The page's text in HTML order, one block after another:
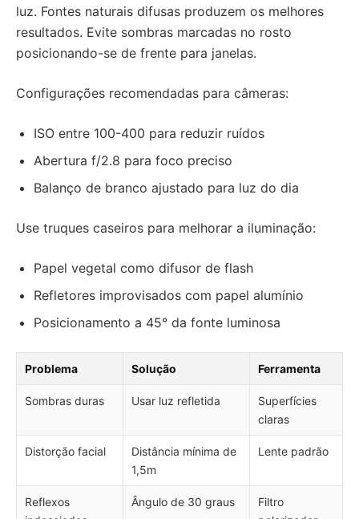
luz. Fontes naturais difusas produzem os melhores
resultados. Evite sombras marcadas no rosto
posicionando-se de frente para janelas.
Configurações recomendadas para câmeras:
ISO entre 100-400 para reduzir ruídos
Abertura f/2.8 para foco preciso
Balanço de branco ajustado para luz do dia
Use truques caseiros para melhorar a iluminação:
Papel vegetal como difusor de flash
Refletores improvisados com papel alumínio
Posicionamento a 45° da fonte luminosa
Problema Solução Ferramenta
Sombras duras Usar luz refletida
Superfícies
claras
Distorção facial
Distância mínima de
1,5m
Lente padrão
Reflexos
Ângulo de 30 graus
Filtro